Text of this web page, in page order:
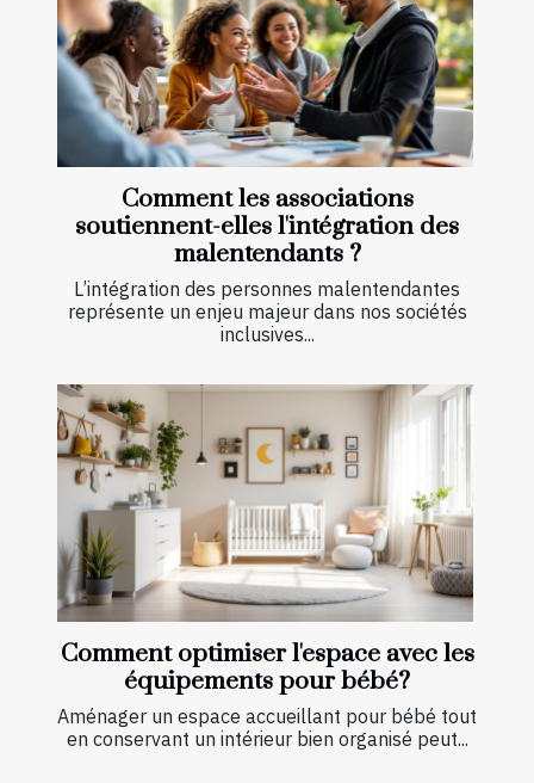
Comment les associations
soutiennent-elles l'intégration des
malentendants ?
L’intégration des personnes malentendantes
représente un enjeu majeur dans nos sociétés
inclusives...
Comment optimiser l'espace avec les
équipements pour bébé?
Aménager un espace accueillant pour bébé tout
en conservant un intérieur bien organisé peut...